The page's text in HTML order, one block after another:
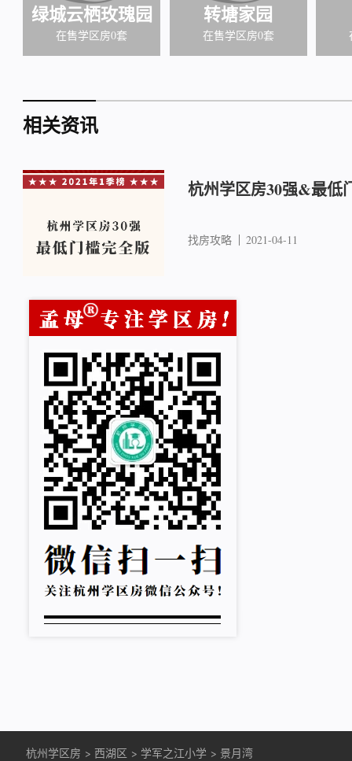
绿城云栖玫瑰园
在售学区房0套
转塘家园
在售学区房0套
相关资讯
杭州学区房30强&最低
找房攻略 2021-04-11
杭州学区房 > 西湖区 > 学军之江小学 > 景月湾